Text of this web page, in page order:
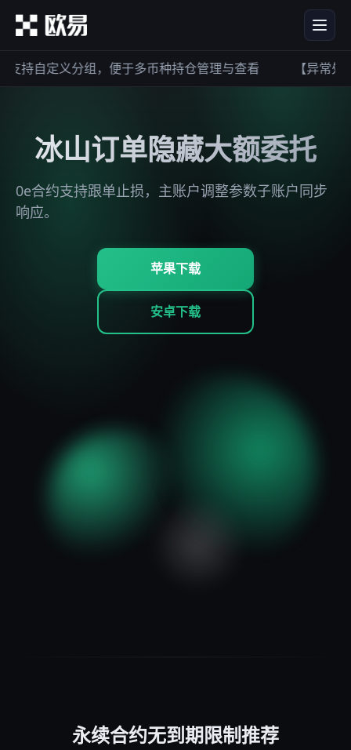
持自定义分组，便于多币种持仓管理与查看 【异常处
冰山订单隐藏大额委托
0e合约支持跟单止损，主账户调整参数子账户同步
响应。
苹果下载
安卓下载
永续合约无到期限制推荐